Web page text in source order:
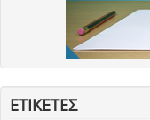
ΕΤΙΚΕΤΕΣ